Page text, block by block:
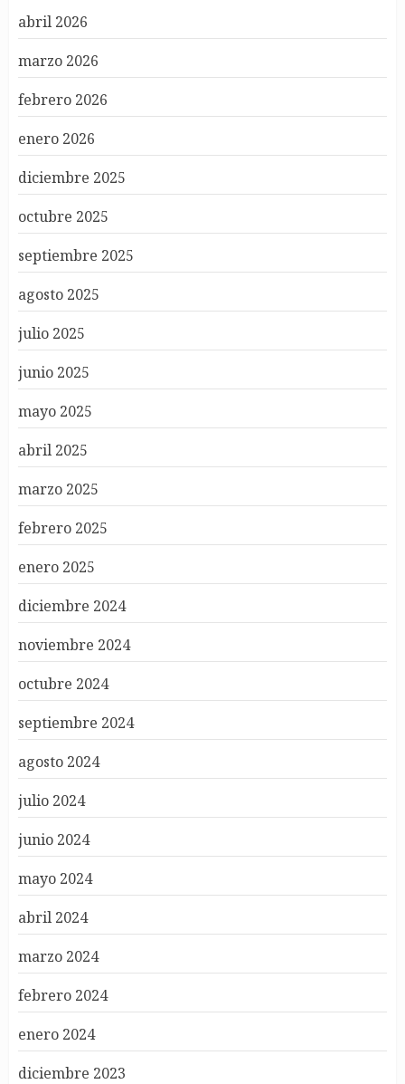
abril 2026
marzo 2026
febrero 2026
enero 2026
diciembre 2025
octubre 2025
septiembre 2025
agosto 2025
julio 2025
junio 2025
mayo 2025
abril 2025
marzo 2025
febrero 2025
enero 2025
diciembre 2024
noviembre 2024
octubre 2024
septiembre 2024
agosto 2024
julio 2024
junio 2024
mayo 2024
abril 2024
marzo 2024
febrero 2024
enero 2024
diciembre 2023